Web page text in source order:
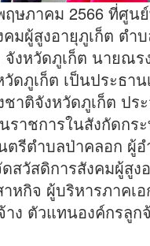
ฤษภาคม 2566 ที่ศูน
คมผู้สูงอายุภูเก็ต ตำ
จังหวัดภูเก็ต นายณ
ดภูเก็ต เป็นประธา
าติจังหวัดภูเก็ต ปร
ราชการในสังกัดกร
ตรีตำบลป่าคลอก ผู้
สวัสดิการสังคมผู้สูง
าหกิจ ผู้บริหารภาคเ
ง ตัวแทนองค์กรลูก